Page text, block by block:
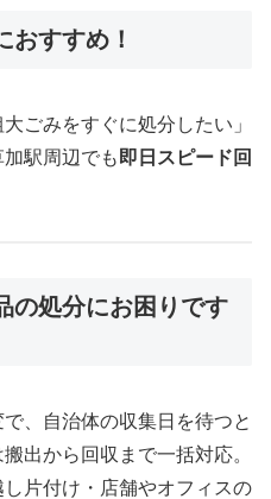
おすすめ！
ごみをすぐに処分したい」
駅周辺でも 即日スピード回
の処分にお困りです
、自治体の収集日を待つと
出から回収まで一括対応。
片付け・店舗やオフィスの